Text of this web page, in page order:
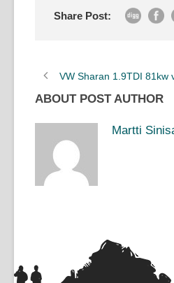
Share Post:
VW Sharan 1.9TDI 81kw
ABOUT POST AUTHOR
Martti